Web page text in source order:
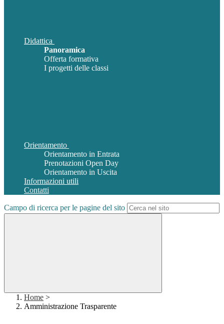
Didattica
Panoramica
Offerta formativa
I progetti delle classi
Orientamento
Orientamento in Entrata
Prenotazioni Open Day
Orientamento in Uscita
Informazioni utili
Contatti
Campo di ricerca per le pagine del sito
Home >
Amministrazione Trasparente